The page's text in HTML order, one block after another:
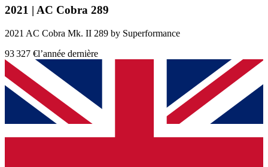
2021 | AC Cobra 289
2021 AC Cobra Mk. II 289 by Superformance
93 327 €l’année dernière